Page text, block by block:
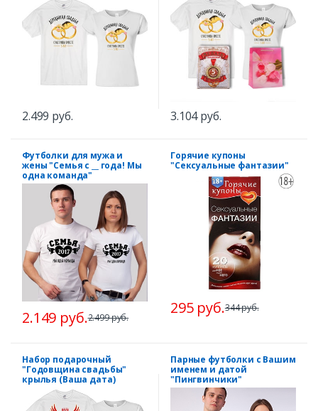
2.499 руб. 3.104 руб.
Футболки для мужа и
жены "Семья с __ года! Мы
одна команда"
2.149 руб.2.499 руб.
Горячие купоны
"Сексуальные фантазии"
295 руб.344 руб.
Набор подарочный
"Годовщина свадьбы"
крылья (Ваша дата)
Парные футболки с Вашим
именем и датой
"Пингвинчики"